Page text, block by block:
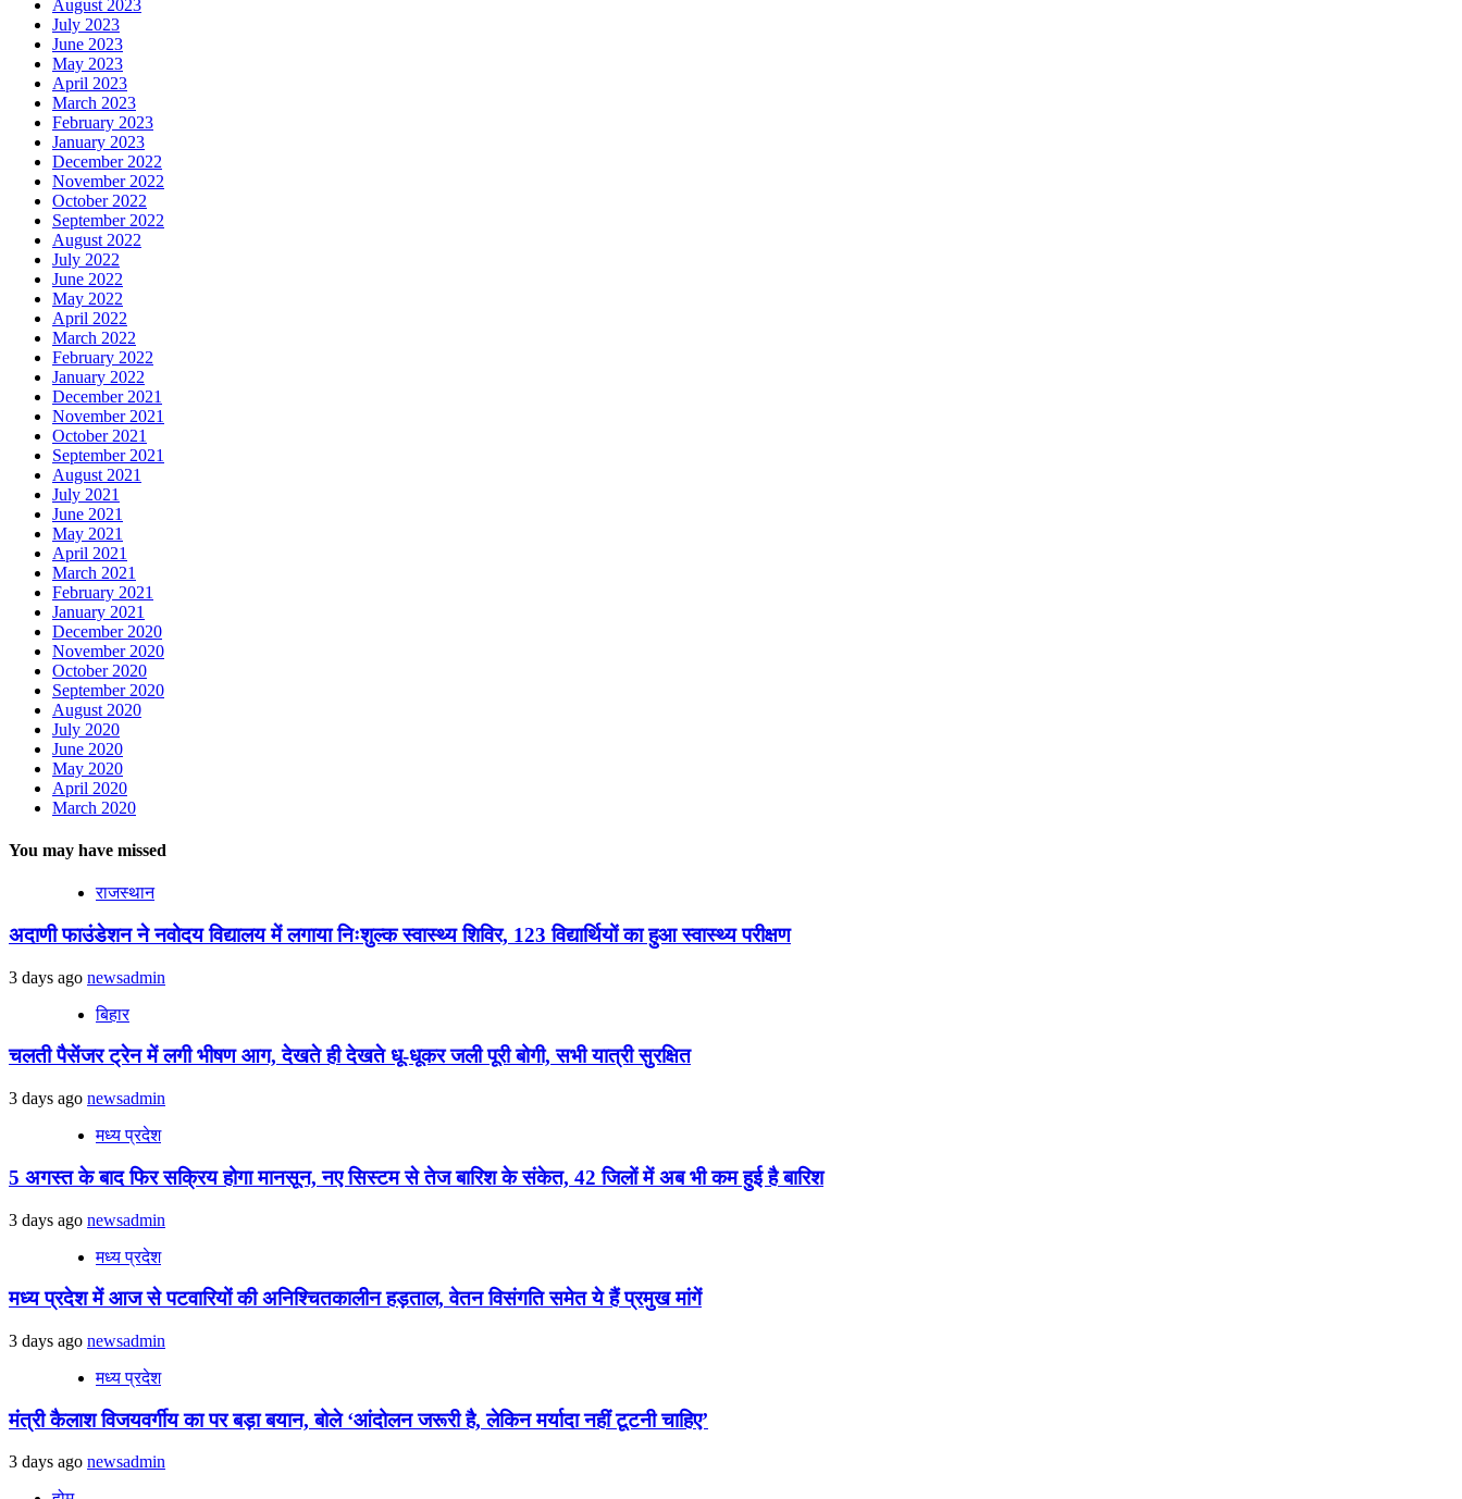
August 2023
July 2023
June 2023
May 2023
April 2023
March 2023
February 2023
January 2023
December 2022
November 2022
October 2022
September 2022
August 2022
July 2022
June 2022
May 2022
April 2022
March 2022
February 2022
January 2022
December 2021
November 2021
October 2021
September 2021
August 2021
July 2021
June 2021
May 2021
April 2021
March 2021
February 2021
January 2021
December 2020
November 2020
October 2020
September 2020
August 2020
July 2020
June 2020
May 2020
April 2020
March 2020
You may have missed
राजस्थान
अदाणी फाउंडेशन ने नवोदय विद्यालय में लगाया निःशुल्क स्वास्थ्य शिविर, 123 विद्यार्थियों का हुआ स्वास्थ्य परीक्षण
3 days ago newsadmin
बिहार
चलती पैसेंजर ट्रेन में लगी भीषण आग, देखते ही देखते धू-धूकर जली पूरी बोगी, सभी यात्री सुरक्षित
3 days ago newsadmin
मध्य प्रदेश
5 अगस्त के बाद फिर सक्रिय होगा मानसून, नए सिस्टम से तेज बारिश के संकेत, 42 जिलों में अब भी कम हुई है बारिश
3 days ago newsadmin
मध्य प्रदेश
मध्य प्रदेश में आज से पटवारियों की अनिश्चितकालीन हड़ताल, वेतन विसंगति समेत ये हैं प्रमुख मांगें
3 days ago newsadmin
मध्य प्रदेश
मंत्री कैलाश विजयवर्गीय का पर बड़ा बयान, बोले ‘आंदोलन जरूरी है, लेकिन मर्यादा नहीं टूटनी चाहिए’
3 days ago newsadmin